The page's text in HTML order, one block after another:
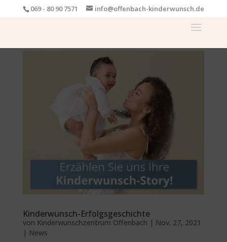
069 - 80 90 7571 info@offenbach-kinderwunsch.de
Kinderwunsch-Erfolgsgeschichte
von Kinderwunschzentrum Offenbach | Nov. 27, 2021
| News